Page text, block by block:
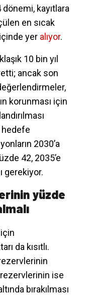
kayıtlara
en sıcak
yer alıyor.
10 bin yıl
ancak son
korunması için
hedefe
2030’a
42, 2035’e
gerekiyor.
yüzde
da kısıtlı.
rezervlerinin ise
bırakılması